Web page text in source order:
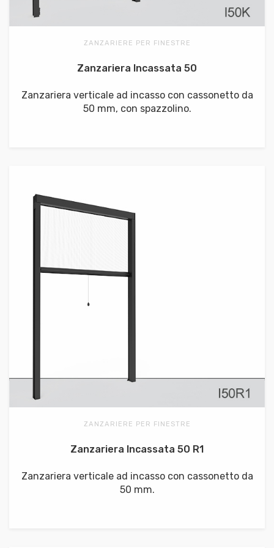
ZANZARIERE PER FINESTRE
Zanzariera Incassata 50
Zanzariera verticale ad incasso con cassonetto da
50 mm, con spazzolino.
ZANZARIERE PER FINESTRE
Zanzariera Incassata 50 R1
Zanzariera verticale ad incasso con cassonetto da
50 mm.